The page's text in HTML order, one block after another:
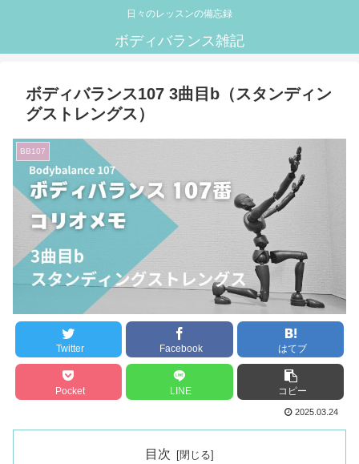
日々のレッスンの備忘録
ボディバランス雑記
ボディバランス107 3曲目b（スタンディン
グストレングス）
BB107
Twitter Facebook はてブ
Pocket LINE コピー
2025.03.24
目次